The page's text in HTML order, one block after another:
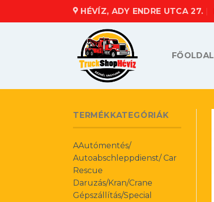
HÉVÍZ, ADY ENDRE UTCA 27.
FŐOLDAL
TERMÉKKATEGÓRIÁK
AAutómentés/
Autoabschleppdienst/ Car
Rescue
Daruzás/Kran/Crane
Gépszállítás/Special